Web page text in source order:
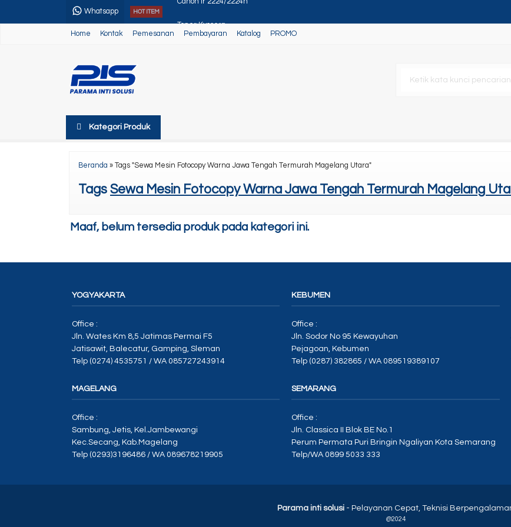
Whatsapp HOT ITEM
Canon Ir 2224/2224n
Home Kontak Pemesanan Pembayaran Katalog PROMO
Kategori Produk
Beranda » Tags "Sewa Mesin Fotocopy Warna Jawa Tengah Termurah Magelang Utara"
Tags Sewa Mesin Fotocopy Warna Jawa Tengah Termurah Magelang
Maaf, belum tersedia produk pada kategori ini.
YOGYAKARTA
Office :
Jln. Wates Km 8,5 Jatimas Permai F5
Jatisawit, Balecatur, Gamping, Sleman
Telp (0274) 4535751 / WA 085727243914
MAGELANG
Office :
Sambung, Jetis, Kel.Jambewangi
Kec.Secang, Kab.Magelang
Telp (0293)3196486 / WA 089678219905
KEBUMEN
Office :
Jln. Sodor No 95 Kewayuhan
Pejagoan, Kebumen
Telp (0287) 382865 / WA 089519389107
SEMARANG
Office :
Jln. Classica II Blok BE No.1
Perum Permata Puri Bringin Ngaliyan Kota Semarang
Telp/WA 0899 5033 333
Parama inti solusi - Pelayanan Cepat, Teknisi
@2024